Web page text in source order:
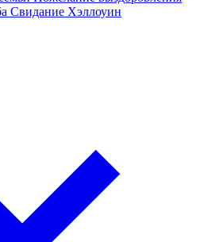
Свидание Хэллоуин